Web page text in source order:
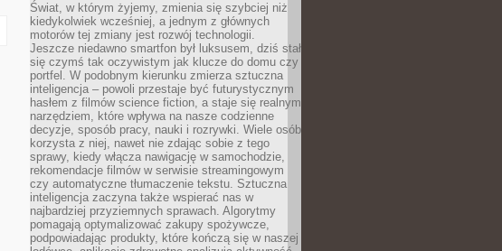
Świat, w którym żyjemy, zmienia się szybciej niż
kiedykolwiek wcześniej, a jednym z głównych
motorów tej zmiany jest rozwój technologii.
Jeszcze niedawno smartfon był luksusem, dziś stał
się czymś tak oczywistym jak klucze do domu czy
portfel. W podobnym kierunku zmierza sztuczna
inteligencja – powoli przestaje być futurystycznym
hasłem z filmów science fiction, a staje się realnym
narzędziem, które wpływa na nasze codzienne
decyzje, sposób pracy, nauki i rozrywki. Wiele osób
korzysta z niej, nawet nie zdając sobie z tego
sprawy, kiedy włącza nawigację w samochodzie,
rekomendacje filmów w serwisie streamingowym
czy automatyczne tłumaczenie tekstu. Sztuczna
inteligencja zaczyna także wspierać nas w
najbardziej przyziemnych sprawach. Algorytmy
pomagają optymalizować zakupy spożywcze,
podpowiadając produkty, które kończą się w naszej